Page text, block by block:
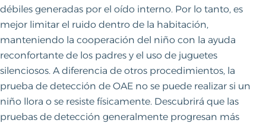
débiles generadas por el oído interno. Por lo tanto, es
mejor limitar el ruido dentro de la habitación,
manteniendo la cooperación del niño con la ayuda
reconfortante de los padres y el uso de juguetes
silenciosos. A diferencia de otros procedimientos, la
prueba de detección de OAE no se puede realizar si un
niño llora o se resiste físicamente. Descubrirá que las
pruebas de detección generalmente progresan más